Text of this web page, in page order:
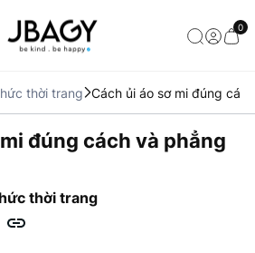
0
thời trang Cách ủi áo sơ mi đúng
đúng cách và phẳng
thời trang